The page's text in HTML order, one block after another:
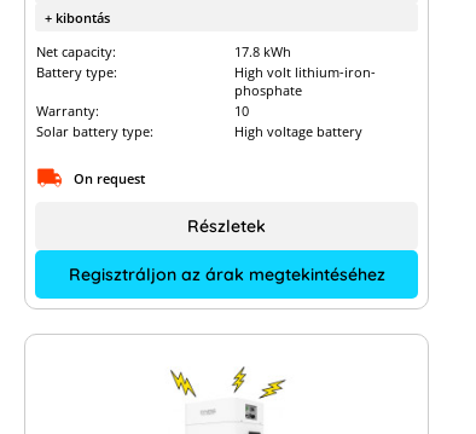
+ kibontás
Net capacity:
17.8 kWh
Battery type:
High volt lithium-iron-
phosphate
Warranty:
10
Solar battery type:
High voltage battery
On request
Regisztráljon az árak megtekintéséhez
Részletek